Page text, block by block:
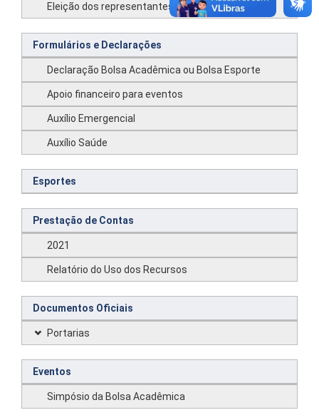
Eleição dos representantes da Moradia Estudantil
Formulários e Declarações
Declaração Bolsa Acadêmica ou Bolsa Esporte
Apoio financeiro para eventos
Auxílio Emergencial
Auxílio Saúde
Esportes
Prestação de Contas
2021
Relatório do Uso dos Recursos
Documentos Oficiais
Portarias
Eventos
Simpósio da Bolsa Acadêmica